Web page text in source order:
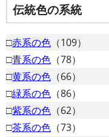
伝統色の系統
□赤系の色 （109）
□青系の色 （78）
□黄系の色 （66）
□緑系の色 （86）
□紫系の色 （62）
□茶系の色 （73）